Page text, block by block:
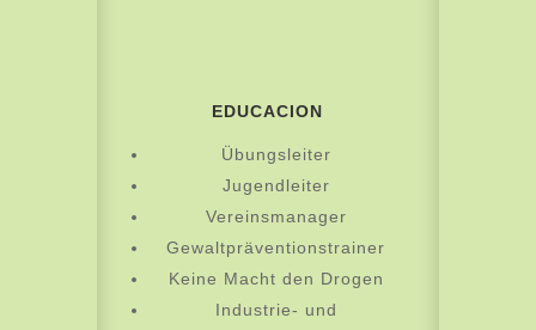
EDUCACION
Übungsleiter
Jugendleiter
Vereinsmanager
Gewaltpräventionstrainer
Keine Macht den Drogen
Industrie- und